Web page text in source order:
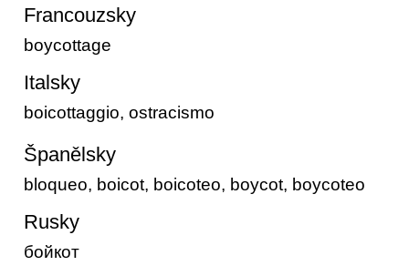
Francouzsky
boycottage
Italsky
boicottaggio, ostracismo
Španělsky
bloqueo, boicot, boicoteo, boycot, boycoteo
Rusky
бойкот